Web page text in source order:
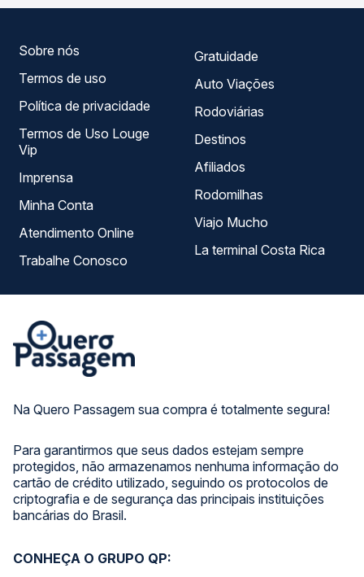
Na Quero Passagem sua compra é totalmente segura!
Para garantirmos que seus dados estejam sempre
protegidos, não armazenamos nenhuma informação do
cartão de crédito utilizado, seguindo os protocolos de
criptografia e de segurança das principais instituições
bancárias do Brasil.
Sobre nós
Termos de uso
Política de privacidade
Termos de Uso Louge
Vip
Imprensa
Minha Conta
Atendimento Online
Trabalhe Conosco
Gratuidade
Auto Viações
Rodoviárias
Destinos
Afiliados
Rodomilhas
Viajo Mucho
La terminal Costa Rica
CONHEÇA O GRUPO QP: